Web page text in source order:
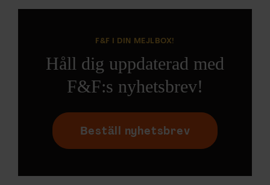
F&F I DIN MEJLBOX!
Håll dig uppdaterad med
F&F:s nyhetsbrev!
Beställ nyhetsbrev